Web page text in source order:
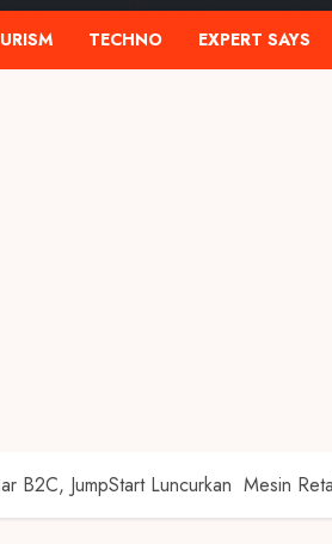
TECHNO EXPERT SAYS
B2C, JumpStart Luncurkan Mesin